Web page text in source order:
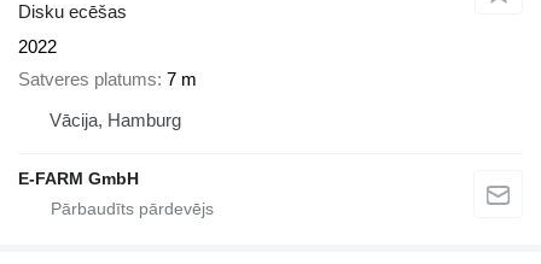
Disku ecēšas
2022
Satveres platums 7 m
Vācija, Hamburg
E-FARM GmbH